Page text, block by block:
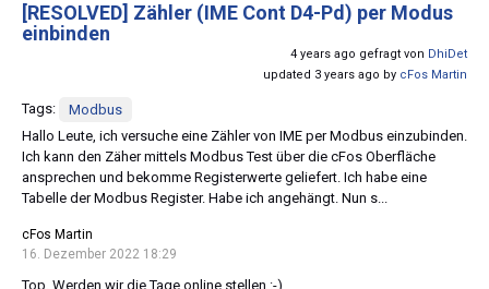
[RESOLVED] Zähler (IME Cont D4-Pd) per Modus
einbinden
4 years ago gefragt von DhiDet
updated 3 years ago by cFos Martin
Tags:
Modbus
Hallo Leute, ich versuche eine Zähler von IME per Modbus einzubinden.
Ich kann den Zäher mittels Modbus Test über die cFos Oberfläche
ansprechen und bekomme Registerwerte geliefert. Ich habe eine
Tabelle der Modbus Register. Habe ich angehängt. Nun s...
cFos Martin
16. Dezember 2022 18:29
Top. Werden wir die Tage online stellen :-)